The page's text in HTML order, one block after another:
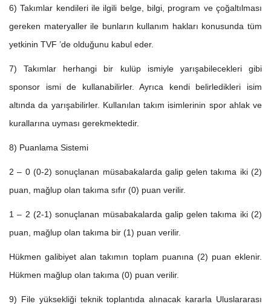
6) Takımlar kendileri ile ilgili belge, bilgi, program ve çoğaltılması
gereken materyaller ile bunların kullanım hakları konusunda tüm
yetkinin TVF ’de olduğunu kabul eder.
7) Takımlar herhangi bir kulüp ismiyle yarışabilecekleri gibi
sponsor ismi de kullanabilirler. Ayrıca kendi belirledikleri isim
altında da yarışabilirler. Kullanılan takım isimlerinin spor ahlak ve
kurallarına uyması gerekmektedir.
8) Puanlama Sistemi
2 – 0 (0-2) sonuçlanan müsabakalarda galip gelen takıma iki (2)
puan, mağlup olan takıma sıfır (0) puan verilir.
1 – 2 (2-1) sonuçlanan müsabakalarda galip gelen takıma iki (2)
puan, mağlup olan takıma bir (1) puan verilir.
Hükmen galibiyet alan takımın toplam puanına (2) puan eklenir.
Hükmen mağlup olan takıma (0) puan verilir.
9) File yüksekliği teknik toplantıda alınacak kararla Uluslararası